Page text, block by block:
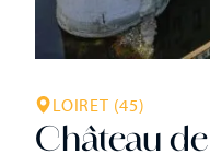
LOIRET (45)
Château